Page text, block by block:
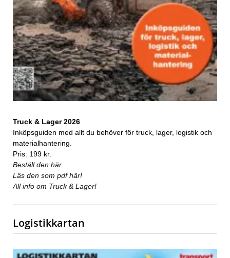
Truck & Lager 2026
Inköpsguiden med allt du behöver för truck, lager, logistik och
materialhantering.
Pris: 199 kr.
Beställ den här
Läs den som pdf här!
All info om Truck & Lager!
Logistikkartan